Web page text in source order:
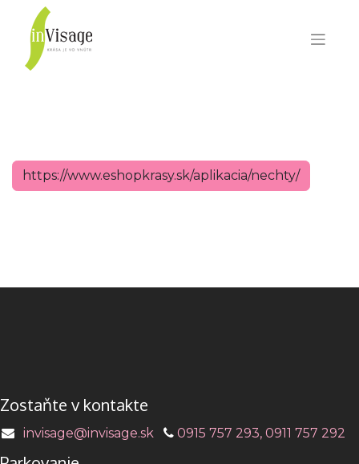
https://www.eshopkrasy.sk/aplikacia/nechty/
Zostaňte v kontakte
invisage@invisage.sk 0915 757 293, 0911 757 292